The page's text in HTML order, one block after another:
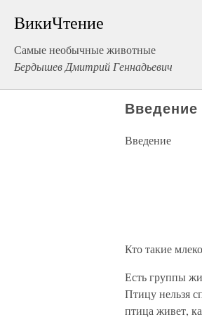
ВикиЧтение
Самые необычные животные
Бердышев Дмитрий Геннадьевич
Введение
Введение
Кто такие
Есть группы
Птицу нельзя
птица живет,